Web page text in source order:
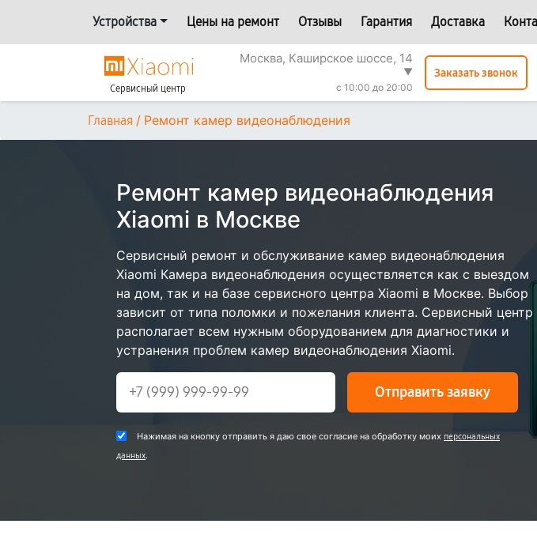
Устройства Цены на ремонт Отзывы Гарантия Доставка
Сервисный центр
Москва, Каширское шоссе, 14
▼
с 10:00 до 20:00
Заказать звонок
Главная / Ремонт камер видеонаблюдения
Ремонт камер видеонаблюдения
Xiaomi в Москве
Сервисный ремонт и обслуживание камер видеонаблюдения
Xiaomi Камера видеонаблюдения осуществляется как с выездом
на дом, так и на базе сервисного центра Xiaomi в Москве. Выбор
зависит от типа поломки и пожелания клиента. Сервисный центр
располагает всем нужным оборудованием для диагностики и
устранения проблем камер видеонаблюдения Xiaomi.
Отправить заявку
Нажимая на кнопку отправить я даю свое согласие на обработку моих персональных
данных.